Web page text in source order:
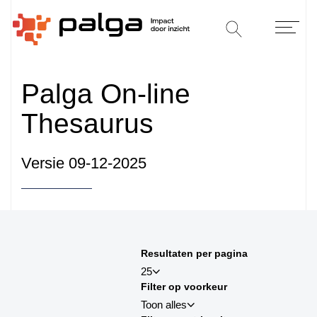
Palga On-line
Thesaurus
Versie 09-12-2025
Resultaten per pagina
25
25
Filter op voorkeur
Toon alles
sortby_title:desc
sortby_palga:asc